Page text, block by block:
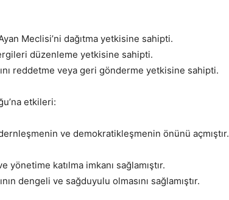
Meclisi’ni dağıtma yetkisine sahipti.
düzenleme yetkisine sahipti.
reddetme veya geri gönderme yetkisine sahipti.
etkileri:
ve demokratikleşmenin önünü açmıştır.
katılma imkanı sağlamıştır.
dengeli ve sağduyulu olmasını sağlamıştır.